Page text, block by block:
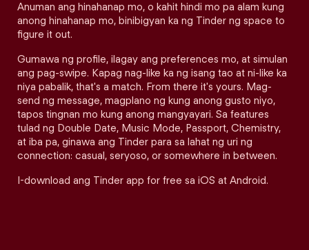
Anuman ang hinahanap mo, o kahit hindi mo pa alam kung
anong hinahanap mo, binibigyan ka ng Tinder ng space to
figure it out.
Gumawa ng profile, ilagay ang preferences mo, at simulan
ang pag-swipe. Kapag nag-like ka ng isang tao at ni-like ka
niya pabalik, that's a match. From there it's yours. Mag-
send ng message, magplano ng kung anong gusto niyo,
tapos tingnan mo kung anong mangyayari. Sa features
tulad ng Double Date, Music Mode, Passport, Chemistry,
at iba pa, ginawa ang Tinder para sa lahat ng uri ng
connection: casual, seryoso, or somewhere in between.
I-download ang Tinder app for free sa iOS at Android.